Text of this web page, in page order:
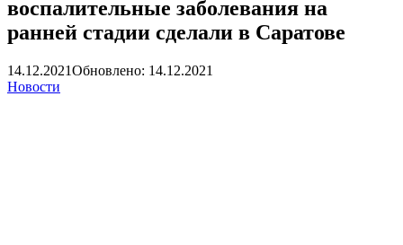
воспалительные заболевания на
ранней стадии сделали в Саратове
14.12.2021Обновлено: 14.12.2021
Новости